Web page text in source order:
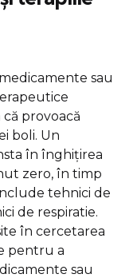
sau
provoacă
boli. Un
în înghițirea
zero, în timp
tehnici de
de respiratie.
în cercetarea
pentru a
sau